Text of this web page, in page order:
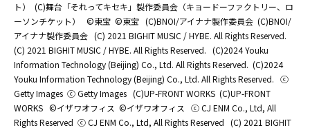
ト）
(C)舞台「それってキセキ」製作委員会（キョードーファクトリー、ロ
ーソンチケット）
©東宝 ©東宝 (C)BNOI/アイナナ製作委員会 (C)BNOI/
アイナナ製作委員会 (C) 2021 BIGHIT MUSIC / HYBE. All Rights Reserved.
(C) 2021 BIGHIT MUSIC / HYBE. All Rights Reserved. (C)2024 Youku
Information Technology (Beijing) Co., Ltd. All Rights Reserved. (C)2024
Youku Information Technology (Beijing) Co., Ltd. All Rights Reserved. ⓒ
Getty Images ⓒ Getty Images (C)UP-FRONT WORKS (C)UP-FRONT
WORKS ©イザワオフィス ©イザワオフィス
ⓒ CJ ENM Co., Ltd, All
Rights Reserved ⓒ CJ ENM Co., Ltd, All Rights Reserved (C) 2021 BIGHIT